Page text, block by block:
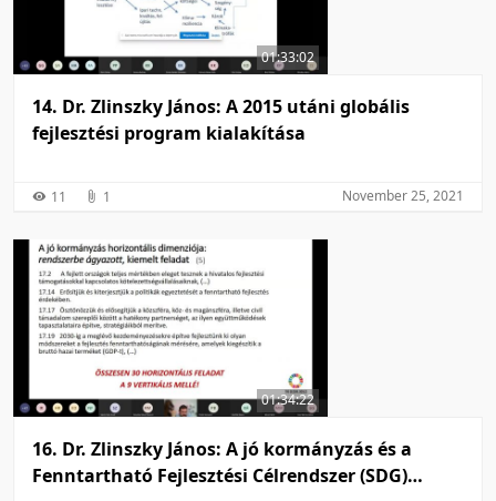
01:33:02
14. Dr. Zlinszky János: A 2015 utáni globális
fejlesztési program kialakítása
11 1 November 25, 2021
01:34:22
16. Dr. Zlinszky János: A jó kormányzás és a
Fenntartható Fejlesztési Célrendszer (SDG)